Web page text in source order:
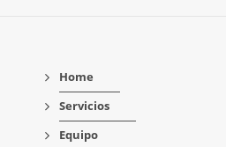
Home
Servicios
Equipo